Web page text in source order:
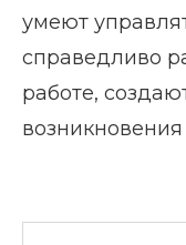
умеют
справедливо
работе,